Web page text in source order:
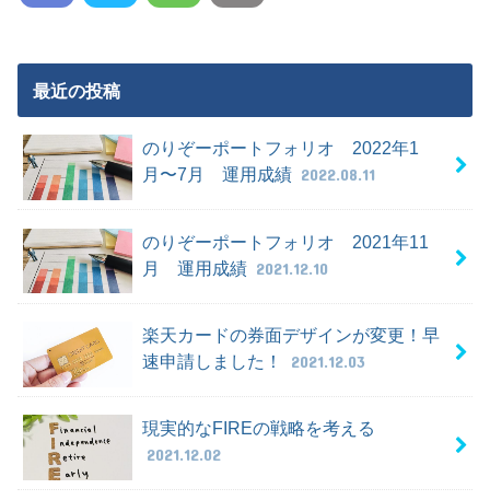
最近の投稿
のりぞーポートフォリオ 2022年1
月〜7月 運用成績 2022.08.11
のりぞーポートフォリオ 2021年11
月 運用成績 2021.12.10
楽天カードの券面デザインが変更！早
速申請しました！
2021.12.03
現実的なFIREの戦略を考える
2021.12.02